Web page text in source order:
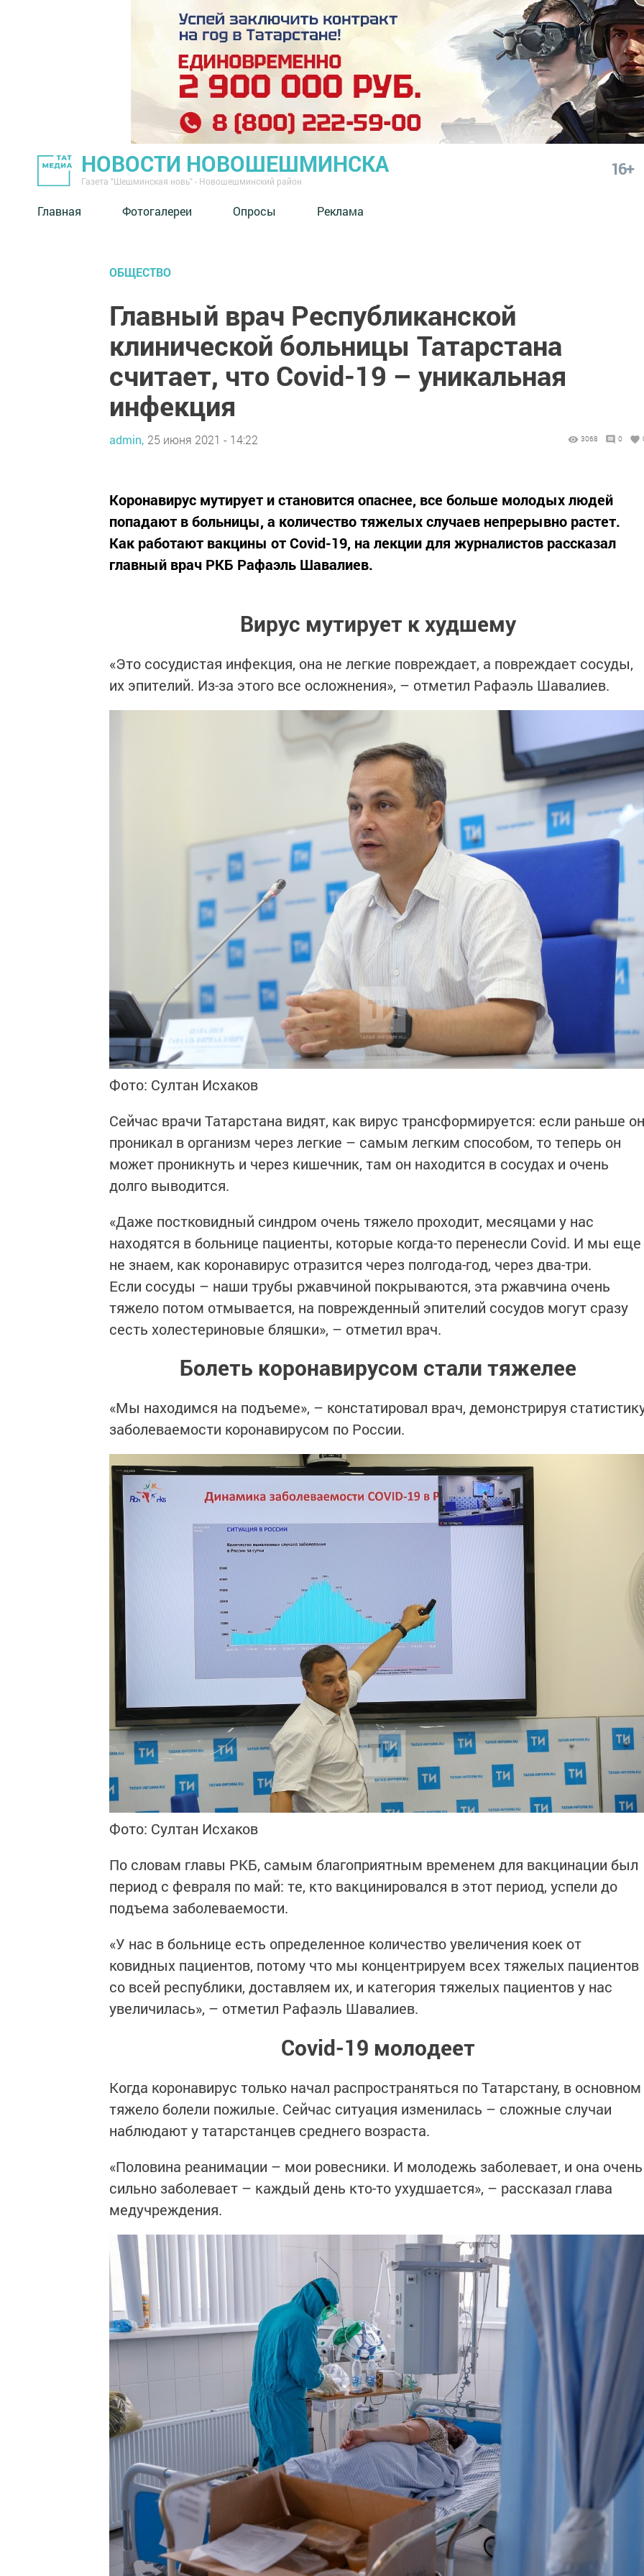
НОВОСТИ НОВОШЕШМИНСКА
Газета "Шешминская новь" - Новошешминский район
16+
Главная Фотогалереи Опросы Реклама
ОБЩЕСТВО
Главный врач Республиканской
клинической больницы Татарстана
считает, что Covid-19 – уникальная
инфекция
admin, 25 июня 2021 - 14:22 3068 0
Коронавирус мутирует и становится опаснее, все больше молодых людей
попадают в больницы, а количество тяжелых случаев непрерывно растет.
Как работают вакцины от Covid-19, на лекции для журналистов рассказал
главный врач РКБ Рафаэль Шавалиев.
Вирус мутирует к худшему
«Это сосудистая инфекция, она не легкие повреждает, а повреждает сосуды,
их эпителий. Из-за этого все осложнения», – отметил Рафаэль Шавалиев.
Фото: Султан Исхаков
Сейчас врачи Татарстана видят, как вирус трансформируется: если раньше он
проникал в организм через легкие – самым легким способом, то теперь он
может проникнуть и через кишечник, там он находится в сосудах и очень
долго выводится.
«Даже постковидный синдром очень тяжело проходит, месяцами у нас
находятся в больнице пациенты, которые когда-то перенесли Covid. И мы еще
не знаем, как коронавирус отразится через полгода-год, через два-три.
Если сосуды – наши трубы ржавчиной покрываются, эта ржавчина очень
тяжело потом отмывается, на поврежденный эпителий сосудов могут сразу
сесть холестериновые бляшки», – отметил врач.
Болеть коронавирусом стали тяжелее
«Мы находимся на подъеме», – констатировал врач, демонстрируя
заболеваемости коронавирусом по России.
Фото: Султан Исхаков
По словам главы РКБ, самым благоприятным временем для вакцинации был
период с февраля по май: те, кто вакцинировался в этот период, успели до
подъема заболеваемости.
«У нас в больнице есть определенное количество увеличения коек от
ковидных пациентов, потому что мы концентрируем всех тяжелых пациентов
со всей республики, доставляем их, и категория тяжелых пациентов у нас
увеличилась», – отметил Рафаэль Шавалиев.
Covid-19 молодеет
Когда коронавирус только начал распространяться по Татарстану, в основном
тяжело болели пожилые. Сейчас ситуация изменилась – сложные случаи
наблюдают у татарстанцев среднего возраста.
«Половина реанимации – мои ровесники. И молодежь заболевает, и она очень
сильно заболевает – каждый день кто-то ухудшается», – рассказал глава
медучреждения.